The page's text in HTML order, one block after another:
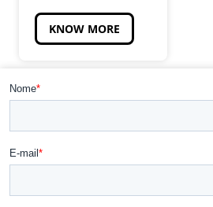
KNOW MORE